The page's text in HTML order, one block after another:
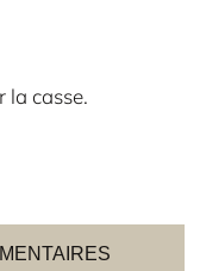
la casse.